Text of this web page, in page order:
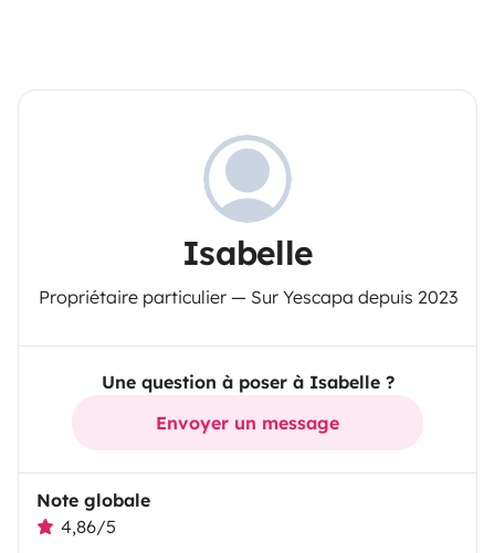
Isabelle
Propriétaire particulier — Sur Yescapa depuis 2023
Une question à poser à Isabelle ?
Envoyer un message
Note globale
4,86/5